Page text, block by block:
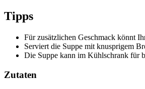
Tipps
Für zusätzlichen Geschmack könnt
Serviert die Suppe mit knusprigem
Die Suppe kann im Kühlschrank für
Zutaten